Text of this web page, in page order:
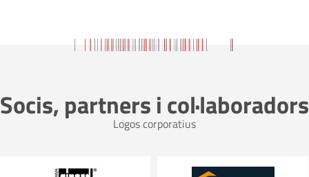
Socis, partners i col·laboradors
Logos corporatius